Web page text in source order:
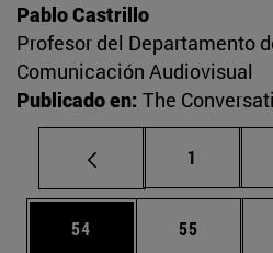
Pablo Castrillo
Profesor del Departamento
Comunicación Audiovisual
Publicado en: The
Página
1
Página
54 Página
55